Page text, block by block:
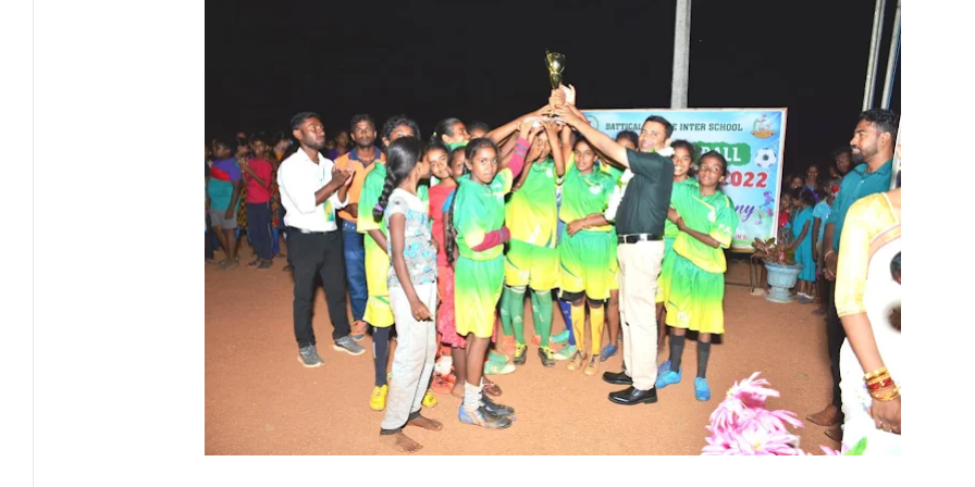
அக்கரைப்பற்று பொலிஸ் பிரிவில் அதிரடிப் போக்குவரத்துச் சோதனை- 187 வழக்குகள் பதிவு, 23 மோட்டார்
தென்கிழக்குப் பல்கலைக்கழகத்தில் புவித் தகவல் தொழில்நுட்ப குறுகியகால கற்கைநெறி ஆரம்பம்: பன்முகக்
காலத்தின் தேவை – பீடாதிபதி பேராசிரியர் எம். எம். பாஸில்
தீகவாபியில் பயிர்ச்செய்கைகள் நாசம்- அறுவடைக்குத் தயாராகவிருந்த நெல் வயல்களை துவம்சம் செய்த
தென்கிழக்குப் பல்கலைக்கழகத்திற்கு மேலும் ஓர் பெருமை
தென்கிழக்குப் பல்கலையில் மூன்று நாட்கள், ஒன்பது அமர்வுகள்; 3,397 பட்டதாரிகளுக்கு பட்டங்கள் –
நினைவுப் பதக்கங்கள் மற்றும் சிறப்புப் பரிசுகள்
இலங்கை அஹ்திய்யா பாடசாலைகளின் 75ஆவது ஆண்டு பவள விழா ஏற்பாடுகள் தொடர்பாக அம்பாறை
தென்கிழக்குப் பல்கலைக்கழக ஊழியர் சங்கத்தின் புதிய செயலாளராக நாபி எம். முஸ்னி பதவியேற்பு
வியப்பில் ஆழ்த்தும் விபூதி மலை! – கதிர்காமத்தின் மறைந்திருக்கும் அதிசயம்
சாய்ந்தமருது லீடர் அஸ்ரப் வித்தியாலயத்தில் சுற்றாடல் சார் செயற்பாட்டு முகாம்
சாய்ந்தமருது ரியல் பிளாஸ்டர் விளையாட்டுக் கழகத்தின் ரீஜென்சி டி20 பிளாஸ்ட் கிரிக்கெட் சுற்றுப்போட்டி